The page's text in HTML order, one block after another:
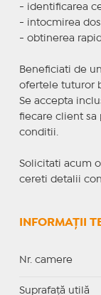
- identificarea
- intocmirea
- obtinerea
Beneficiati de
ofertele tuturor
Se accepta
fiecare client sa
conditii.
Solicitati acum
cereti detalii
INFORMAȚII
Nr. camere
Suprafaţă utilă